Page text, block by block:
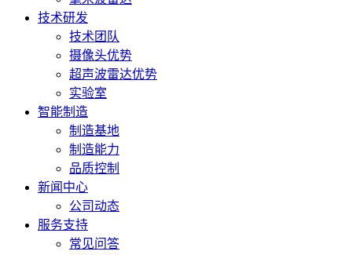
技术研发
技术团队
摄像头优势
超声波雷达优势
实验室
智能制造
制造基地
制造能力
品质控制
新闻中心
公司动态
服务支持
常见问答